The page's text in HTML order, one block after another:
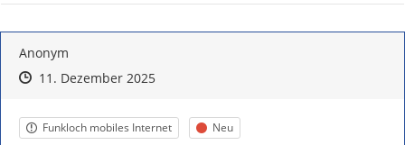
Anonym
Zeitpunkt des Erstellens
Zeitpunkt des Erstellens
11. Dezember 2025Zur Äußerung
Kategorie
Funkloch mobiles Internet Status
Neu